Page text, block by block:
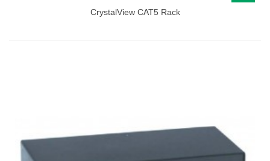
CrystalView CAT5 Rack